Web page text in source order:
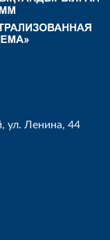
ул. Ленина, 44